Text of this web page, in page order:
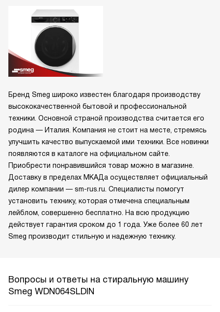
Бренд Smeg широко известен благодаря производству
высококачественной бытовой и профессиональной
техники. Основной страной производства считается его
родина — Италия. Компания не стоит на месте, стремясь
улучшить качество выпускаемой ими техники. Все новинки
появляются в каталоге на официальном сайте.
Приобрести понравившийся товар можно в магазине.
Доставку в пределах МКАДа осуществляет официальный
дилер компании — sm-rus.ru. Специалисты помогут
установить технику, которая отмечена специальным
лейблом, совершенно бесплатно. На всю продукцию
действует гарантия сроком до 1 года. Уже более 60 лет
Smeg производит стильную и надежную технику.
Вопросы и ответы на стиральную машину
Smeg WDN064SLDIN